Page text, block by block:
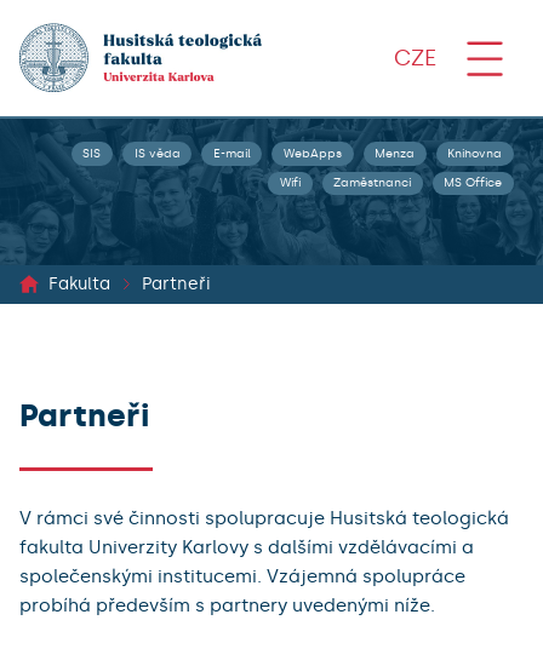
CZE
SIS IS věda E-mail WebApps Menza Knihovna
Wifi Zaměstnanci MS Office
Fakulta Partneři
Partneři
V rámci své činnosti spolupracuje Husitská teologická
fakulta Univerzity Karlovy s dalšími vzdělávacími a
společenskými institucemi. Vzájemná spolupráce
probíhá především s partnery uvedenými níže.